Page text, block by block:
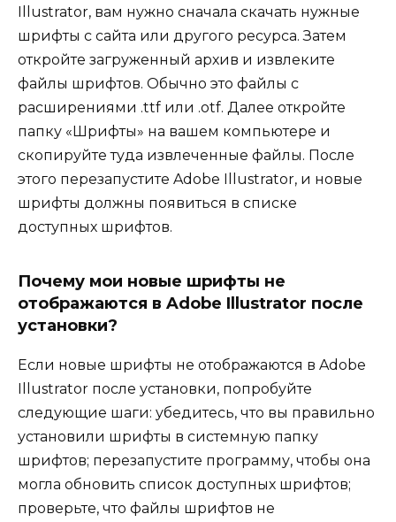
Illustrator, вам нужно сначала скачать нужные
шрифты с сайта или другого ресурса. Затем
откройте загруженный архив и извлеките
файлы шрифтов. Обычно это файлы с
расширениями .ttf или .otf. Далее откройте
папку «Шрифты» на вашем компьютере и
скопируйте туда извлеченные файлы. После
этого перезапустите Adobe Illustrator, и новые
шрифты должны появиться в списке
доступных шрифтов.
Почему мои новые шрифты не
отображаются в Adobe Illustrator после
установки?
Если новые шрифты не отображаются в Adobe
Illustrator после установки, попробуйте
следующие шаги: убедитесь, что вы правильно
установили шрифты в системную папку
шрифтов; перезапустите программу, чтобы она
могла обновить список доступных шрифтов;
проверьте, что файлы шрифтов не